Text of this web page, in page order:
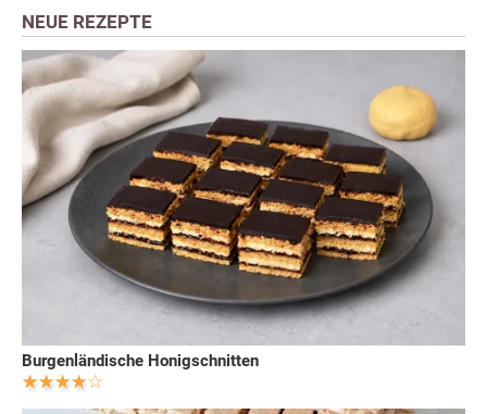
NEUE REZEPTE
Burgenländische Honigschnitten